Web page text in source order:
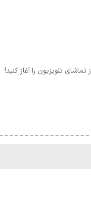
تلویزیون را آغاز کنید!